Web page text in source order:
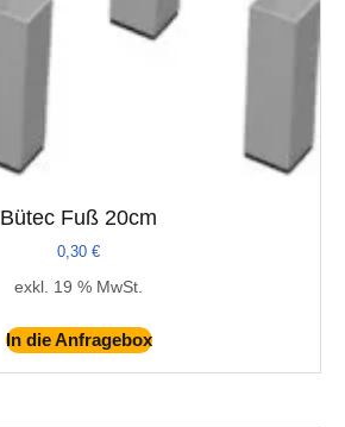
Bütec Fuß 20cm
0,30 €
exkl. 19 % MwSt.
In die Anfragebox